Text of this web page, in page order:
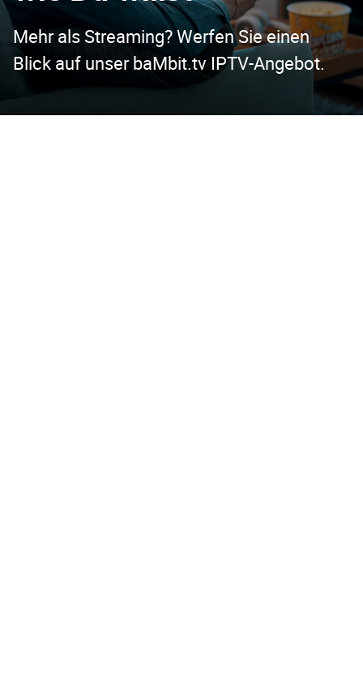
Mehr als Streaming? Werfen Sie einen
Blick auf unser baMbit.tv IPTV-Angebot.